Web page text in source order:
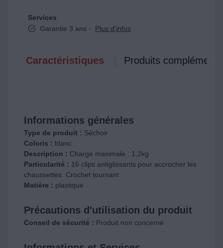
Services
Garantie 3 ans -
Plus d'infos
Caractéristiques Produits
Informations générales
Type de produit : Séchoir
Coloris : blanc
Description : Charge maximale : 1,2kg
Particularité : 16 clips antiglissants pour accrocher les
chaussettes. Crochet tournant
Matière : plastique
Précautions d'utilisation du produit
Conseil de sécurité : Produit non concerné